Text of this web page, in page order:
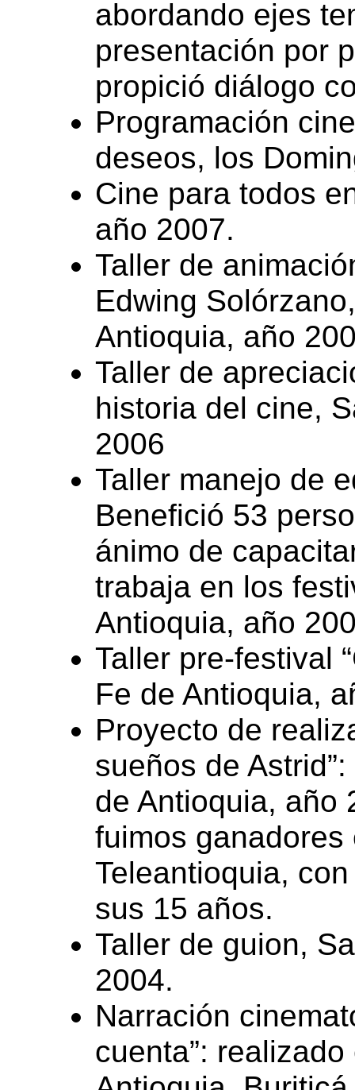
abordando ejes
presentación por
propició diálogo
Programación
deseos, los
Cine para todos
año 2007.
Taller de
Edwing
Antioquia, año
Taller de
historia del cine,
2006
Taller manejo de
Benefició 53
ánimo de
trabaja en los
Antioquia, año
Taller pre-festival
Fe de Antioquia,
Proyecto de
sueños de
de Antioquia, año
fuimos
Teleantioquia,
sus 15 años.
Taller de guion,
2004.
Narración
cuenta”: